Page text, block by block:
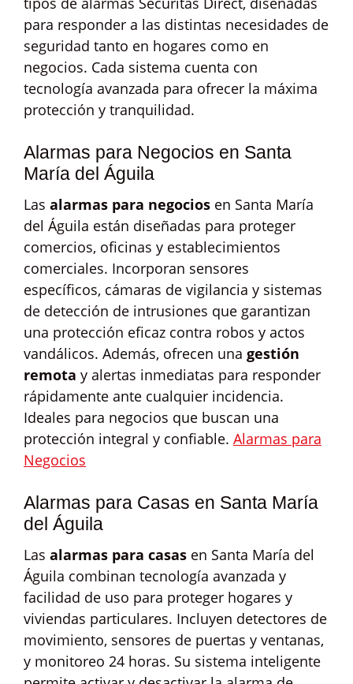
para responder a las distintas necesidades de
seguridad tanto en hogares como en
negocios. Cada sistema cuenta con
tecnología avanzada para ofrecer la máxima
protección y tranquilidad.
Alarmas para Negocios en Santa
María del Águila
Las alarmas para negocios en Santa María
del Águila están diseñadas para proteger
comercios, oficinas y establecimientos
comerciales. Incorporan sensores
específicos, cámaras de vigilancia y sistemas
de detección de intrusiones que garantizan
una protección eficaz contra robos y actos
vandálicos. Además, ofrecen una gestión
remota y alertas inmediatas para responder
rápidamente ante cualquier incidencia.
Ideales para negocios que buscan una
protección integral y confiable. Alarmas para
Negocios
Alarmas para Casas en Santa María
del Águila
Las alarmas para casas en Santa María del
Águila combinan tecnología avanzada y
facilidad de uso para proteger hogares y
viviendas particulares. Incluyen detectores de
movimiento, sensores de puertas y ventanas,
y monitoreo 24 horas. Su sistema inteligente